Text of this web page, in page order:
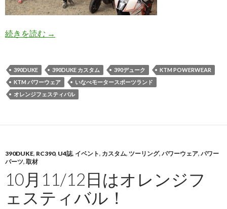
続きを読む オレンジフェスティバル、楽しかった！！！
→
390DUKE 390DUKE カスタム 390デューク
KTM POWERWEAR
KTM パワーウェア
いなべモータースポーツランド
オレンジフェスティバル
390DUKE, RC390, U4誌, イベント, カスタム, ツーリング, パワーウェア, パワー
パーツ, 取材
10月11/12日はオレンジフ
ェスティバル！